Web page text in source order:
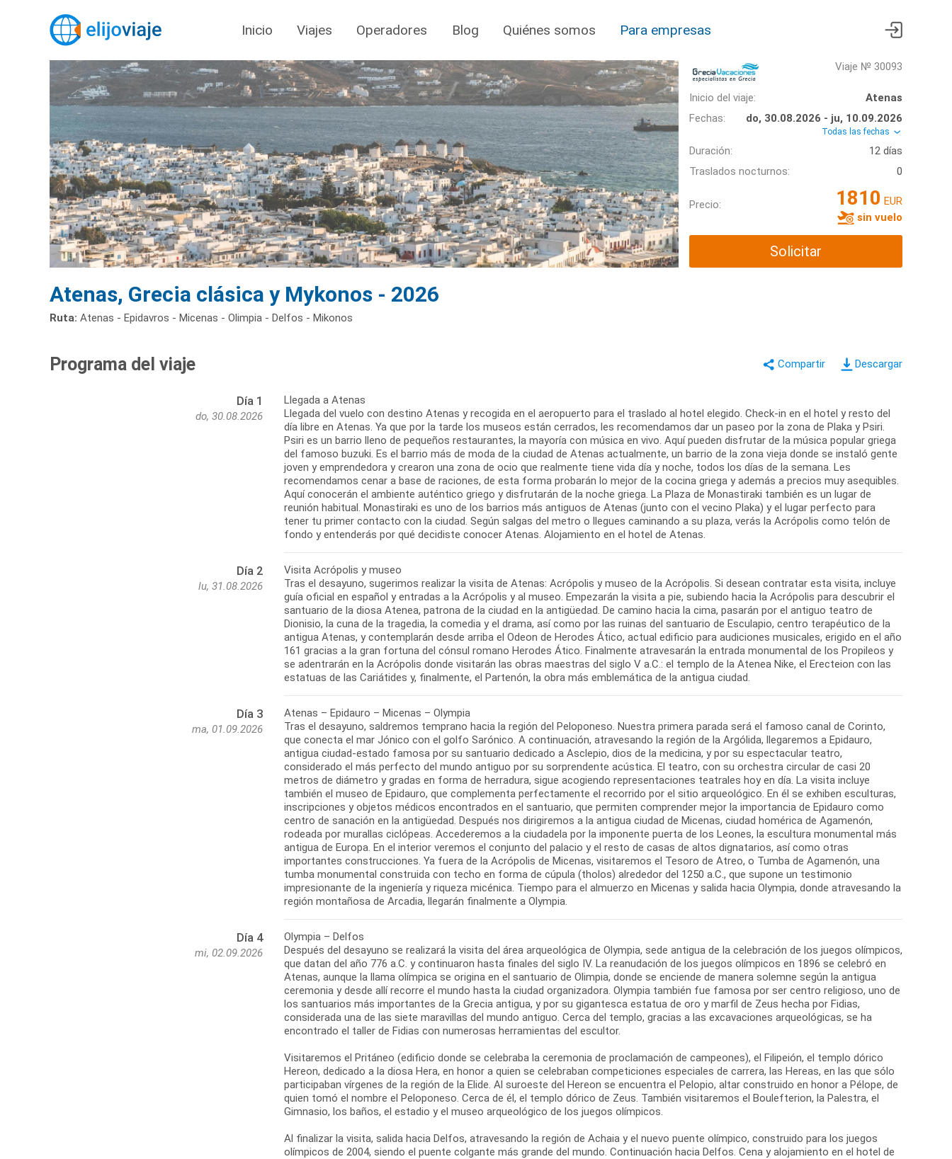
Inicio Viajes Operadores Blog Quiénes somos Para empresas
Viaje № 30093
Inicio del viaje:
Atenas
Fechas:
do, 30.08.2026 - ju, 10.09.2026
Todas las fechas
Duración:
12 días
Traslados nocturnos:
0
Precio: 1810 EUR
sin vuelo
Solicitar
Atenas, Grecia clásica y Mykonos - 2026
Ruta: Atenas - Epidavros - Micenas - Olimpia - Delfos - Mikonos
Descargar
Programa del viaje
Día 1
do, 30.08.2026
Llegada a Atenas
Llegada del vuelo con destino Atenas y recogida en el aeropuerto para el traslado al hotel elegido. Check-in en el hotel y resto del
día libre en Atenas. Ya que por la tarde los museos están cerrados, les recomendamos dar un paseo por la zona de Plaka y Psiri.
Psiri es un barrio lleno de pequeños restaurantes, la mayoría con música en vivo. Aquí pueden disfrutar de la música popular griega
del famoso buzuki. Es el barrio más de moda de la ciudad de Atenas actualmente, un barrio de la zona vieja donde se instaló gente
joven y emprendedora y crearon una zona de ocio que realmente tiene vida día y noche, todos los días de la semana. Les
recomendamos cenar a base de raciones, de esta forma probarán lo mejor de la cocina griega y además a precios muy asequibles.
Aquí conocerán el ambiente auténtico griego y disfrutarán de la noche griega. La Plaza de Monastiraki también es un lugar de
reunión habitual. Monastiraki es uno de los barrios más antiguos de Atenas (junto con el vecino Plaka) y el lugar perfecto para
tener tu primer contacto con la ciudad. Según salgas del metro o llegues caminando a su plaza, verás la Acrópolis como telón de
Día 2
lu, 31.08.2026
Visita Acrópolis y museo
Tras el desayuno, sugerimos realizar la visita de Atenas: Acrópolis y museo de la Acrópolis. Si desean contratar esta visita, incluye
guía oficial en español y entradas a la Acrópolis y al museo. Empezarán la visita a pie, subiendo hacia la Acrópolis para descubrir el
santuario de la diosa Atenea, patrona de la ciudad en la antigüedad. De camino hacia la cima, pasarán por el antiguo teatro de
Dionisio, la cuna de la tragedia, la comedia y el drama, así como por las ruinas del santuario de Esculapio, centro terapéutico de la
antigua Atenas, y contemplarán desde arriba el Odeon de Herodes Ático, actual edificio para audiciones musicales, erigido en el año
161 gracias a la gran fortuna del cónsul romano Herodes Ático. Finalmente atravesarán la entrada monumental de los Propileos y
se adentrarán en la Acrópolis donde visitarán las obras maestras del siglo V a.C.: el templo de la Atenea Nike, el Erecteion con las
Día 3
ma, 01.09.2026
Atenas – Epidauro – Micenas – Olympia
Tras el desayuno, saldremos temprano hacia la región del Peloponeso. Nuestra primera parada será el famoso canal de Corinto,
que conecta el mar Jónico con el golfo Sarónico. A continuación, atravesando la región de la Argólida, llegaremos a Epidauro,
antigua ciudad-estado famosa por su santuario dedicado a Asclepio, dios de la medicina, y por su espectacular teatro,
considerado el más perfecto del mundo antiguo por su sorprendente acústica. El teatro, con su orchestra circular de casi 20
metros de diámetro y gradas en forma de herradura, sigue acogiendo representaciones teatrales hoy en día. La visita incluye
también el museo de Epidauro, que complementa perfectamente el recorrido por el sitio arqueológico. En él se exhiben esculturas,
inscripciones y objetos médicos encontrados en el santuario, que permiten comprender mejor la importancia de Epidauro como
centro de sanación en la antigüedad. Después nos dirigiremos a la antigua ciudad de Micenas, ciudad homérica de Agamenón,
rodeada por murallas ciclópeas. Accederemos a la ciudadela por la imponente puerta de los Leones, la escultura monumental más
antigua de Europa. En el interior veremos el conjunto del palacio y el resto de casas de altos dignatarios, así como otras
importantes construcciones. Ya fuera de la Acrópolis de Micenas, visitaremos el Tesoro de Atreo, o Tumba de Agamenón, una
tumba monumental construida con techo en forma de cúpula (tholos) alrededor del 1250 a.C., que supone un testimonio
impresionante de la ingeniería y riqueza micénica. Tiempo para el almuerzo en Micenas y salida hacia Olympia, donde atravesando la
Día 4
mi, 02.09.2026
Olympia – Delfos
Después del desayuno se realizará la visita del área arqueológica de Olympia, sede antigua de la celebración de los juegos olímpicos,
que datan del año 776 a.C. y continuaron hasta finales del siglo IV. La reanudación de los juegos olímpicos en 1896 se celebró en
Atenas, aunque la llama olímpica se origina en el santuario de Olimpia, donde se enciende de manera solemne según la antigua
ceremonia y desde allí recorre el mundo hasta la ciudad organizadora. Olympia también fue famosa por ser centro religioso, uno de
los santuarios más importantes de la Grecia antigua, y por su gigantesca estatua de oro y marfil de Zeus hecha por Fidias,
considerada una de las siete maravillas del mundo antiguo. Cerca del templo, gracias a las excavaciones arqueológicas, se ha
encontrado el taller de Fidias con numerosas herramientas del escultor.
Visitaremos el Pritáneo (edificio donde se celebraba la ceremonia de proclamación de campeones), el Filipeión, el templo dórico
Hereon, dedicado a la diosa Hera, en honor a quien se celebraban competiciones especiales de carrera, las Hereas, en las que sólo
participaban vírgenes de la región de la Elide. Al suroeste del Hereon se encuentra el Pelopio, altar construido en honor a Pélope, de
quien tomó el nombre el Peloponeso. Cerca de él, el templo dórico de Zeus. También visitaremos el Boulefterion, la Palestra, el
Gimnasio, los baños, el estadio y el museo arqueológico de los juegos olímpicos.
Al finalizar la visita, salida hacia Delfos, atravesando la región de Achaia y el nuevo puente olímpico, construido para los juegos
olímpicos de 2004, siendo el puente colgante más grande del mundo. Continuación hacia Delfos. Cena y alojamiento en el hotel de